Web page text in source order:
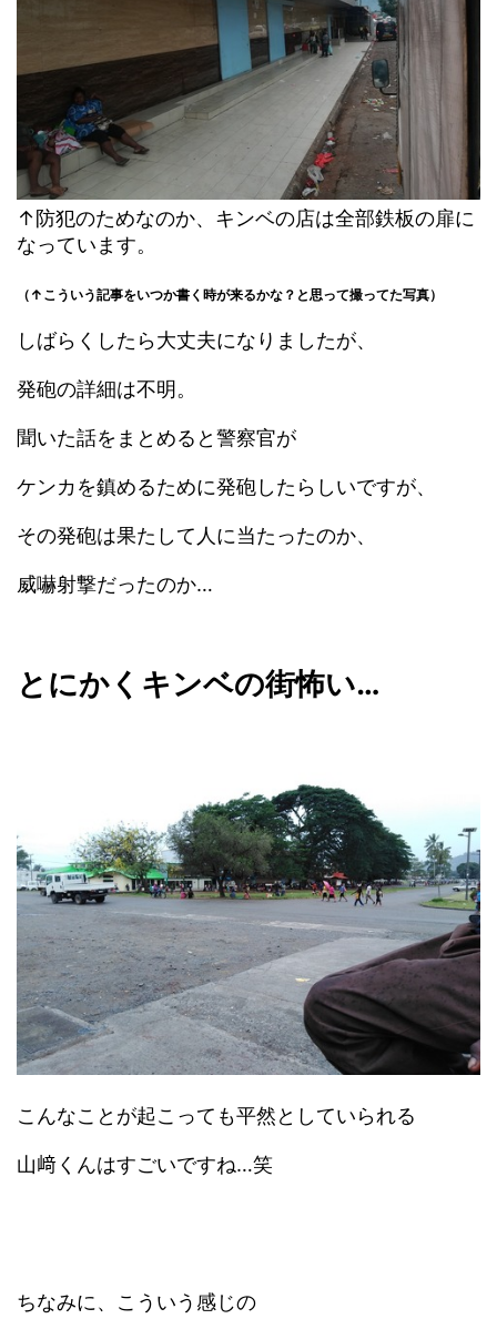
↑防犯のためなのか、キンベの店は全部鉄板の扉に
なっています。
（↑こういう記事をいつか書く時が来るかな？と思って撮ってた写真）
しばらくしたら大丈夫になりましたが、
発砲の詳細は不明。
聞いた話をまとめると警察官が
ケンカを鎮めるために発砲したらしいですが、
その発砲は果たして人に当たったのか、
威嚇射撃だったのか…
とにかくキンベの街怖い…
こんなことが起こっても平然としていられる
山﨑くんはすごいですね…笑
ちなみに、こういう感じの